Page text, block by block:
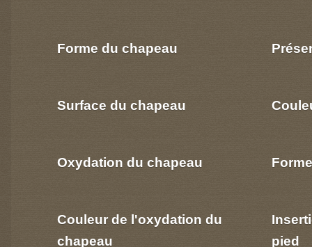
Forme du chapeau
Surface du chapeau
Oxydation du chapeau
Couleur de l'oxydation du
chapeau
pied